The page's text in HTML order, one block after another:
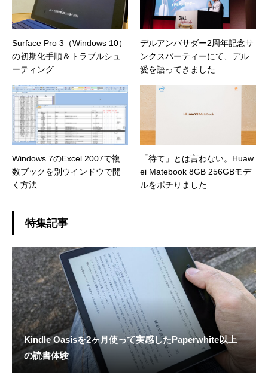
Surface Pro 3（Windows 10）
の初期化手順＆トラブルシュ
ーティング
デルアンバサダー2周年記念サ
ンクスパーティーにて、デル
愛を語ってきました
Windows 7のExcel 2007で複
数ブックを別ウインドウで開
く方法
「待て」とは言わない。Huaw
ei Matebook 8GB 256GBモデ
ルをポチりました
特集記事
Kindle Oasisを2ヶ月使って実感したPaperwhite以上
の読書体験